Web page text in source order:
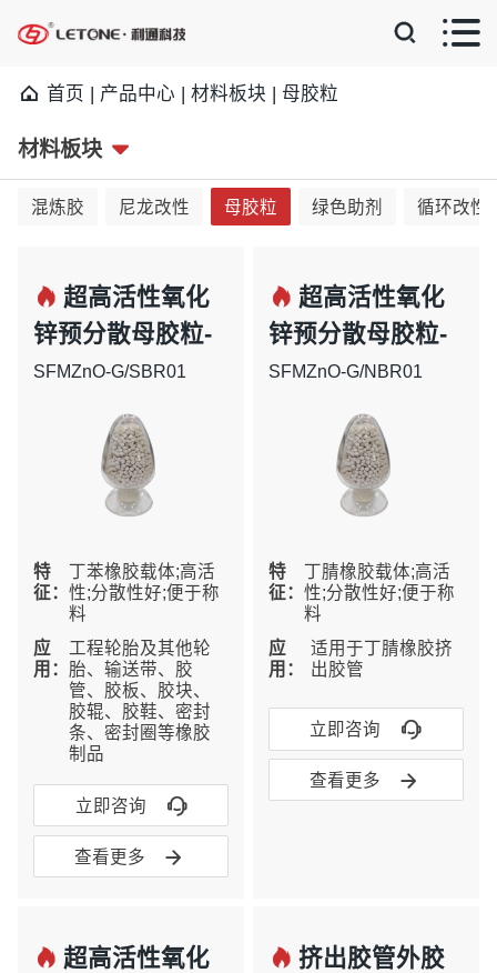
 
首页 | 产品中心 |材料板块 | 母胶粒
材料板块 
混炼胶 尼龙改性 母胶粒 绿色助剂 循环改性
 超高活性氧化
锌预分散母胶粒-
SBR
SFMZnO-G/SBR01
特
征：
丁苯橡胶载体;高活
性;分散性好;便于称
料
应
用：
工程轮胎及其他轮
胎、输送带、胶
管、胶板、胶块、
胶辊、胶鞋、密封
条、密封圈等橡胶
制品
立即咨询 
查看更多 
 超高活性氧化
锌预分散母胶粒-
NBR
SFMZnO-G/NBR01
特
征：
丁腈橡胶载体;高活
性;分散性好;便于称
料
应
用：
适用于丁腈橡胶挤
出胶管
立即咨询 
查看更多 
 超高活性氧化
 挤出胶管外胶